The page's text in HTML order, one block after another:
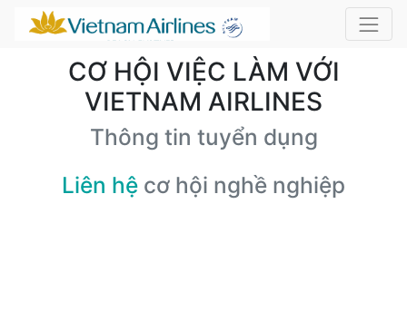
CƠ HỘI VIỆC LÀM VỚI
VIETNAM AIRLINES
Thông tin tuyển dụng
Liên hệ cơ hội nghề nghiệp